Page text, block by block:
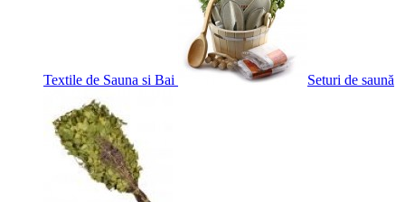
Textile de Sauna si Bai Seturi de saună